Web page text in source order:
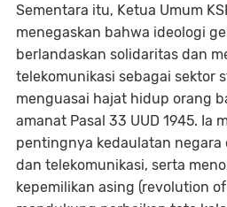
Sementara itu, Ketua Umum
menegaskan bahwa ideologi
berlandaskan solidaritas dan
telekomunikasi sebagai sektor
menguasai hajat hidup orang
amanat Pasal 33 UUD 1945. Ia
pentingnya kedaulatan negara
dan telekomunikasi, serta
kepemilikan asing (revolution